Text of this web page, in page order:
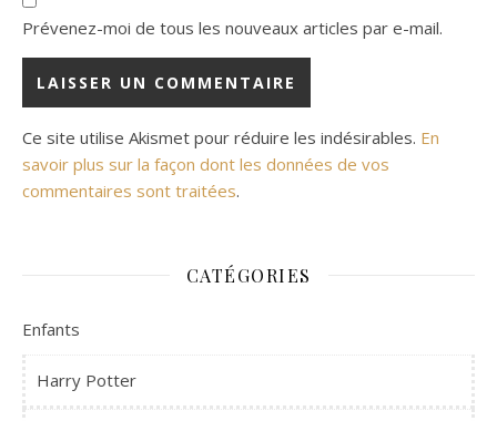
Prévenez-moi de tous les nouveaux articles par e-mail.
Ce site utilise Akismet pour réduire les indésirables. En
savoir plus sur la façon dont les données de vos
commentaires sont traitées.
CATÉGORIES
Enfants
Harry Potter